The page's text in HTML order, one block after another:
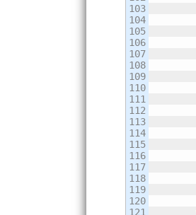
103
104
105
106
107
108
109
110
111
112
113
114
115
116
117
118
119
120
121